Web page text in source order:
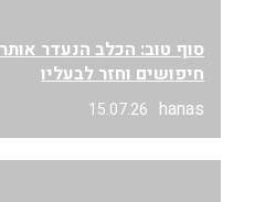
סוף טוב: הכלב הנעדר
חיפושים וחזר לבעליו
hanas
15.07.26